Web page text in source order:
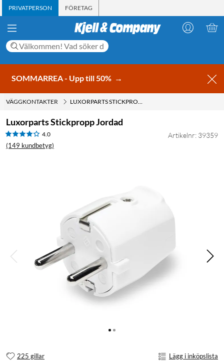
PRIVATPERSON FÖRETAG
SOMMARREA - Upp till 50% →
VÄGGKONTAKTER LUXORPARTS STICKPROPP JORDAD
Luxorparts Stickpropp Jordad
4.0
(149 kundbetyg)
Artikelnr: 39359
225 gillar Lägg i inköpslista